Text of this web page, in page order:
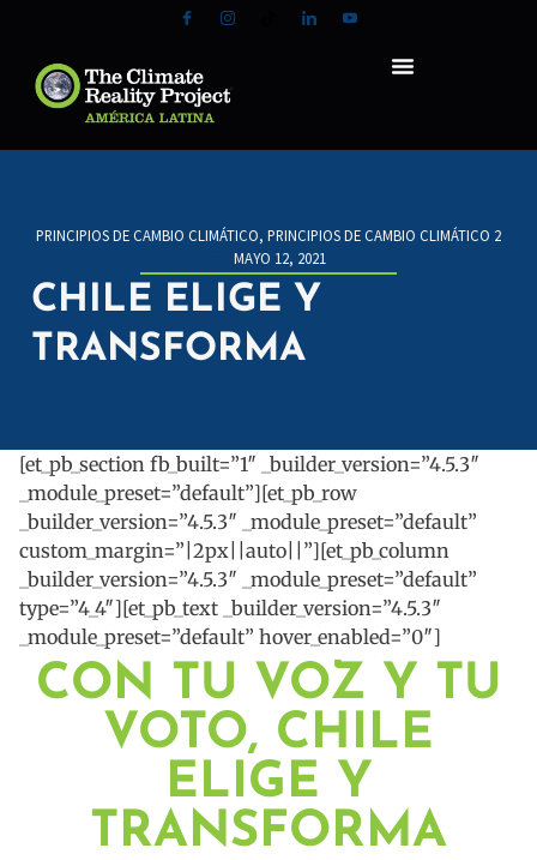
PRINCIPIOS DE CAMBIO CLIMÁTICO, PRINCIPIOS DE CAMBIO CLIMÁTICO 2
MAYO 12, 2021
CHILE ELIGE Y
TRANSFORMA
[et_pb_section fb_built=”1″ _builder_version=”4.5.3″
_module_preset=”default”][et_pb_row
_builder_version=”4.5.3″ _module_preset=”default”
custom_margin=”|2px||auto||”][et_pb_column
_builder_version=”4.5.3″ _module_preset=”default”
type=”4_4″][et_pb_text _builder_version=”4.5.3″
_module_preset=”default” hover_enabled=”0″]
CON TU VOZ Y TU
VOTO, CHILE
ELIGE Y
TRANSFORMA